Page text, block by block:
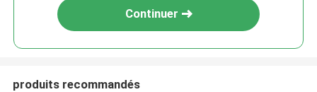
Continuer
produits recommandés